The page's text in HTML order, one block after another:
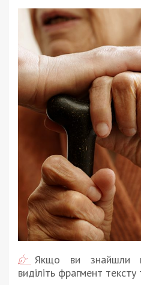
Якщо ви знайшли
виділіть фрагмент тексту